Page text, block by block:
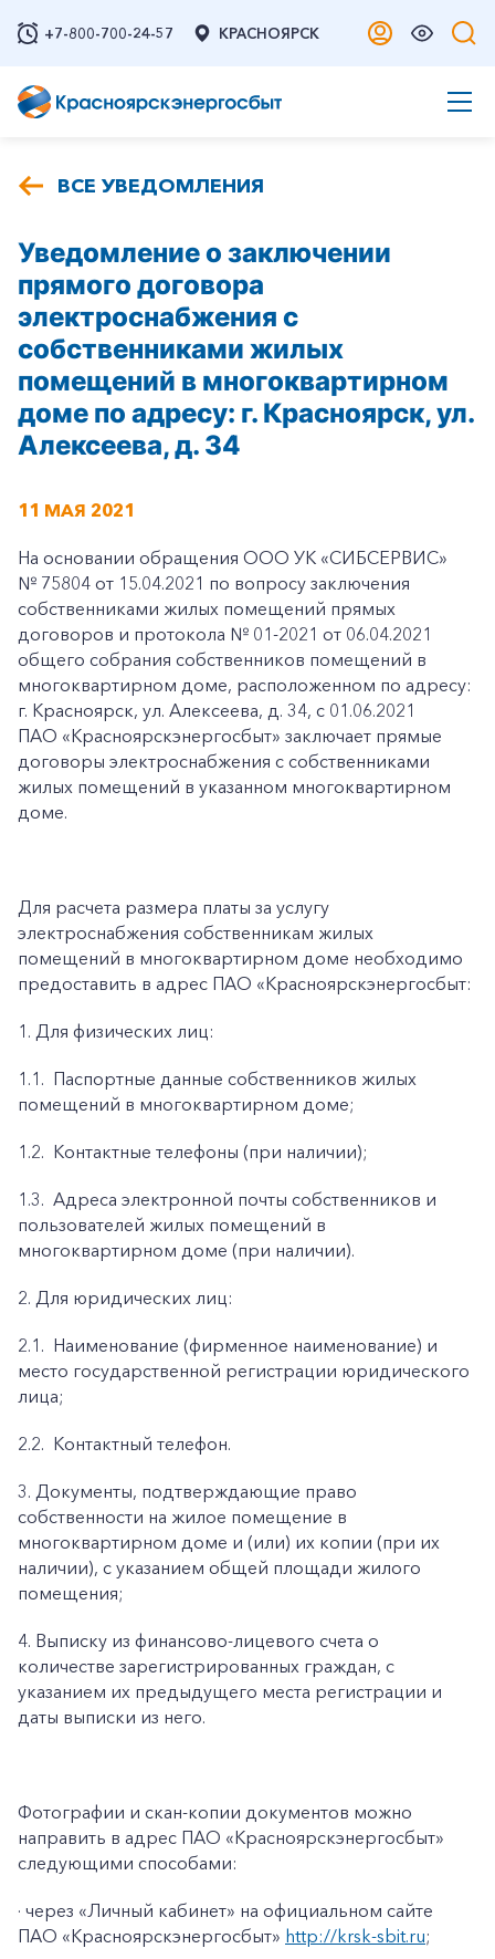
+7-800-700-24-57 КРАСНОЯРСК
ВСЕ УВЕДОМЛЕНИЯ
Уведомление о заключении
прямого договора
электроснабжения с
собственниками жилых
помещений в многоквартирном
доме по адресу: г. Красноярск, ул.
Алексеева, д. 34
11 МАЯ 2021
На основании обращения ООО УК «СИБСЕРВИС»
№ 75804 от 15.04.2021 по вопросу заключения
собственниками жилых помещений прямых
договоров и протокола № 01-2021 от 06.04.2021
общего собрания собственников помещений в
многоквартирном доме, расположенном по адресу:
г. Красноярск, ул. Алексеева, д. 34, с 01.06.2021
ПАО «Красноярскэнергосбыт» заключает прямые
договоры электроснабжения с собственниками
жилых помещений в указанном многоквартирном
доме.
Для расчета размера платы за услугу
электроснабжения собственникам жилых
помещений в многоквартирном доме необходимо
предоставить в адрес ПАО «Красноярскэнергосбыт:
1. Для физических лиц:
1.1. Паспортные данные собственников жилых
помещений в многоквартирном доме;
1.2. Контактные телефоны (при наличии);
1.3. Адреса электронной почты собственников и
пользователей жилых помещений в
многоквартирном доме (при наличии).
2. Для юридических лиц:
2.1. Наименование (фирменное наименование) и
место государственной регистрации юридического
лица;
2.2. Контактный телефон.
3. Документы, подтверждающие право
собственности на жилое помещение в
многоквартирном доме и (или) их копии (при их
наличии), с указанием общей площади жилого
помещения;
4. Выписку из финансово-лицевого счета о
количестве зарегистрированных граждан, с
указанием их предыдущего места регистрации и
даты выписки из него.
Фотографии и скан-копии документов можно
направить в адрес ПАО «Красноярскэнергосбыт»
следующими способами:
· через «Личный кабинет» на официальном сайте
ПАО «Красноярскэнергосбыт» http://krsk-sbit.ru;